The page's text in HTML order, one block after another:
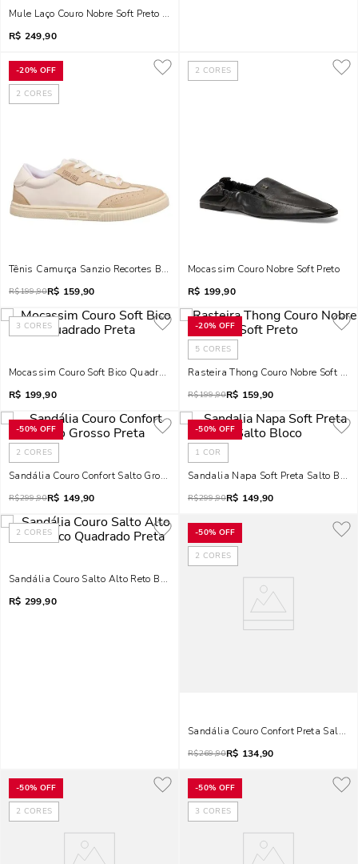
Mule Laço Couro Nobre Soft Preto Salto Baixo Fino
R$ 249,90
-20% OFF
2 CORES
Tênis Camurça Sanzio Recortes Branco E Bege
R$199,90R$ 159,90
2 CORES
Mocassim Couro Nobre Soft Preto
R$ 199,90
3 CORES
Mocassim Couro Soft Bico Quadrado Preta
R$ 199,90
-20% OFF
5 CORES
Rasteira Thong Couro Nobre Soft
R$199,90R$ 159,90
-50% OFF
2 CORES
Sandália Couro Confort Salto Grosso Preta
R$299,90R$ 149,90
-50% OFF
1 COR
Sandalia Napa Soft Preta Salto Bloco
R$299,90R$ 149,90
2 CORES
Sandália Couro Salto Alto Reto Bico Quadrado Preta
R$ 299,90
-50% OFF
2 CORES
Sandália Couro Confort Preta Salto
R$269,90R$ 134,90
-50% OFF
2 CORES
-50% OFF
3 CORES